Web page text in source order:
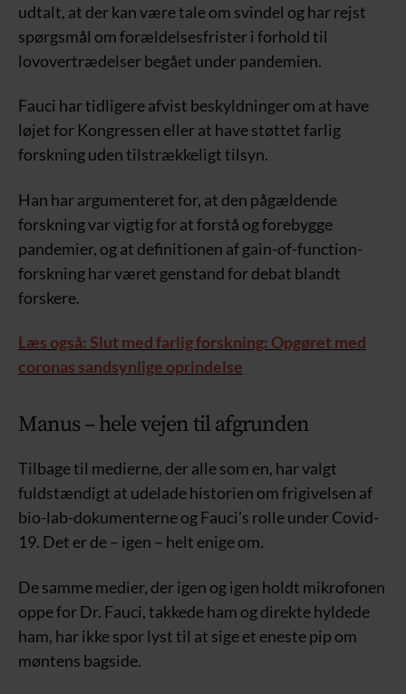
udtalt, at der kan være tale om svindel og har rejst
spørgsmål om forældelsesfrister i forhold til
lovovertrædelser begået under pandemien.
Fauci har tidligere afvist beskyldninger om at have
løjet for Kongressen eller at have støttet farlig
forskning uden tilstrækkeligt tilsyn.
Han har argumenteret for, at den pågældende
forskning var vigtig for at forstå og forebygge
pandemier, og at definitionen af gain-of-function-
forskning har været genstand for debat blandt
forskere.
Læs også: Slut med farlig forskning: Opgøret med
coronas sandsynlige oprindelse
Manus – hele vejen til afgrunden
Tilbage til medierne, der alle som en, har valgt
fuldstændigt at udelade historien om frigivelsen af
bio-lab-dokumenterne og Fauci’s rolle under Covid-
19. Det er de – igen – helt enige om.
De samme medier, der igen og igen holdt mikrofonen
oppe for Dr. Fauci, takkede ham og direkte hyldede
ham, har ikke spor lyst til at sige et eneste pip om
møntens bagside.